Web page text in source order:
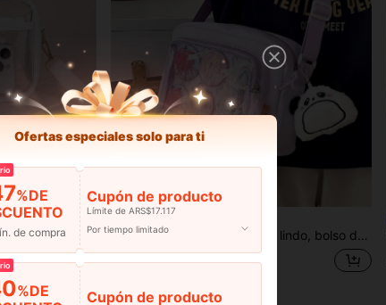
organizador transparente con ribete negro, ligero y de moda, adecuado para guardar cosméticos, gafas y otros artículos
-3% 2025 Bolso de gelatina lindo, bolso de teléfono transparente de color caramelo para niñas, nuevo bolso de hombro, bolso cruzado para niñas, bolso de gelatina para mujeres, PVC DIY con tablero de exhibición de insignias, bolso de mano, regalo para niñas, morado
ARS$22.834
Ofertas especiales solo para ti
%DE
de compra
Cupón de producto
Límite de ARS$17.117
Por tiempo limitado
%DE
Cupón de producto